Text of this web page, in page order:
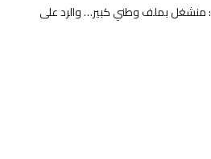
القاضي محمد صعب لـnextlb : منشغل بملف وطني كبير… والرد على